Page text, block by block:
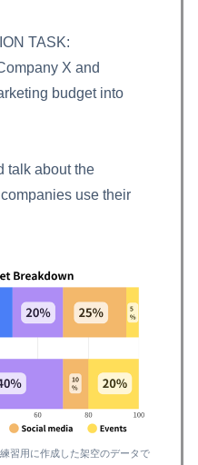
TASK:
X and
budget into
talk about the
use their
習用に作成した架空のデータで